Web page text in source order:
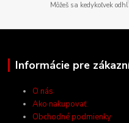
Môžeš sa kedykoľvek
Informácie pre
O nás
Ako nakupovať
Obchodné podmienky